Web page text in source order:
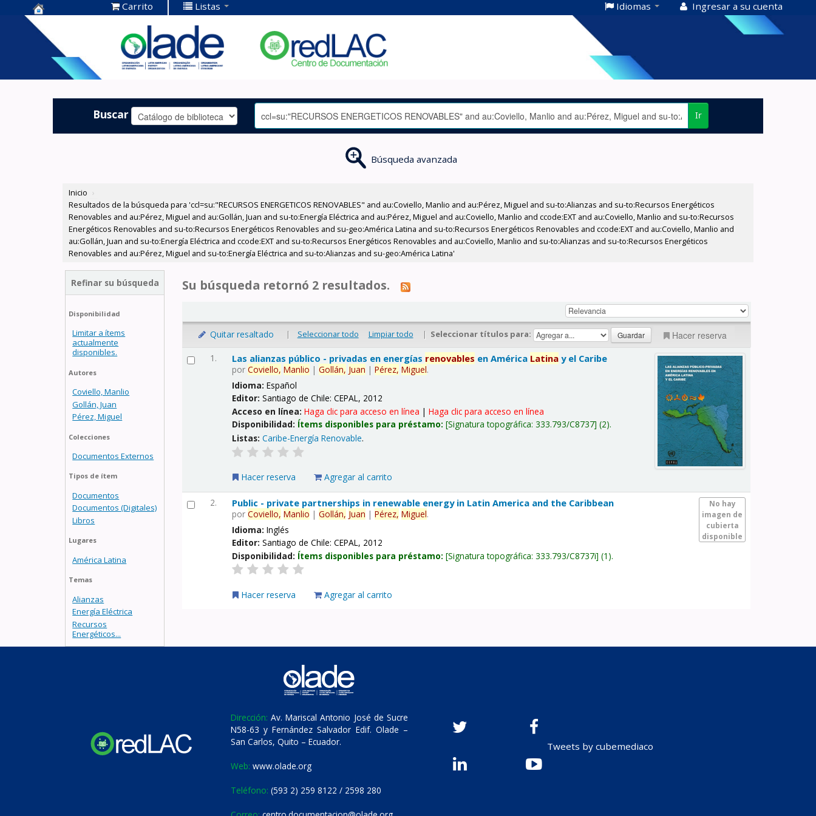
Centro de
Documentación
OLADE -
Carrito Listas Idiomas Ingresar a su cuenta
Buscar Ir
Búsqueda avanzada
Inicio ›
Resultados de la búsqueda para 'ccl=su:"RECURSOS ENERGETICOS RENOVABLES" and au:Coviello, Manlio and au:Pérez, Miguel and su-to:Alianzas and su-to:Recursos Energéticos
Renovables and au:Pérez, Miguel and au:Gollán, Juan and su-to:Energía Eléctrica and au:Pérez, Miguel and au:Coviello, Manlio and ccode:EXT and au:Coviello, Manlio and su-to:Recursos
Energéticos Renovables and su-to:Recursos Energéticos Renovables and su-geo:América Latina and su-to:Recursos Energéticos Renovables and ccode:EXT and au:Coviello, Manlio and
au:Gollán, Juan and su-to:Energía Eléctrica and ccode:EXT and su-to:Recursos Energéticos Renovables and au:Coviello, Manlio and su-to:Alianzas and su-to:Recursos Energéticos
Renovables and au:Pérez, Miguel and su-to:Energía Eléctrica and su-to:Alianzas and su-geo:América Latina'
Refinar su búsqueda
Disponibilidad
Limitar a ítems
actualmente
disponibles.
Autores
Coviello, Manlio
Gollán, Juan
Pérez, Miguel
Colecciones
Documentos Externos
Tipos de ítem
Documentos
Documentos (Digitales)
Libros
Lugares
América Latina
Temas
Alianzas
Energía Eléctrica
Recursos
Energéticos...
Su búsqueda retornó 2 resultados.
Quitar resaltado | Seleccionar todo Limpiar todo | Seleccionar títulos para: Hacer reserva
1. Las alianzas público - privadas en energías renovables en América Latina y el Caribe
porCoviello, Manlio |Gollán, Juan |Pérez, Miguel.
Idioma:Español
Editor:Santiago de Chile: CEPAL, 2012
Acceso en línea:Haga clic para acceso en línea |Haga clic para acceso en línea
Disponibilidad: Ítems disponibles para préstamo: Signatura topográfica:333.793/C8737 (2).
Listas: Caribe-Energía Renovable.
Hacer reserva Agregar al carrito
2.
No hay
imagen de
cubierta
disponible
Public - private partnerships in renewable energy in Latin America and the Caribbean
porCoviello, Manlio |Gollán, Juan |Pérez, Miguel.
Idioma:Inglés
Editor:Santiago de Chile: CEPAL, 2012
Disponibilidad: Ítems disponibles para préstamo: Signatura topográfica:333.793/C8737i (1).
Hacer reserva Agregar al carrito
Dirección: Av. Mariscal Antonio José de Sucre
N58-63 y Fernández Salvador Edif. Olade –
San Carlos, Quito – Ecuador.
Web: www.olade.org
Teléfono: (593 2) 259 8122 / 2598 280
Tweets by cubemediaco